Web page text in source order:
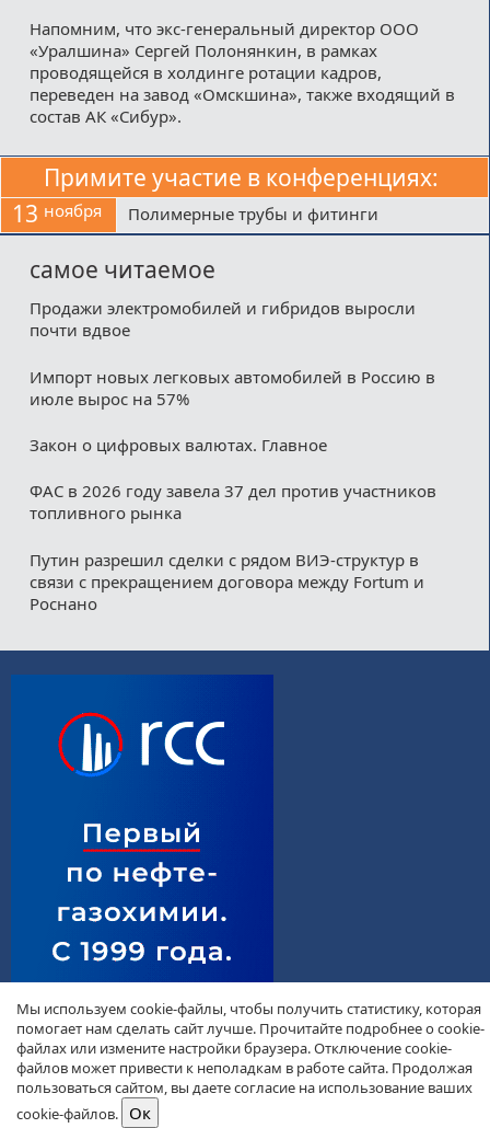
Напомним, что экс-генеральный директор ООО
«Уралшина» Сергей Полонянкин, в рамках
проводящейся в холдинге ротации кадров,
переведен на завод «Омскшина», также входящий в
состав АК «Сибур».
Примите участие в конференциях:
13 ноября Полимерные трубы и фитинги
самое читаемое
Продажи электромобилей и гибридов выросли
почти вдвое
Импорт новых легковых автомобилей в Россию в
июле вырос на 57%
Закон о цифровых валютах. Главное
ФАС в 2026 году завела 37 дел против участников
топливного рынка
Путин разрешил сделки с рядом ВИЭ-структур в
связи с прекращением договора между Fortum и
Роснано
Мы используем cookie-файлы, чтобы получить статистику, которая
помогает нам сделать сайт лучше. Прочитайте подробнее о cookie-
файлах или измените настройки браузера. Отключение cookie-
файлов может привести к неполадкам в работе сайта. Продолжая
пользоваться сайтом, вы даете согласие на использование ваших
cookie-файлов.